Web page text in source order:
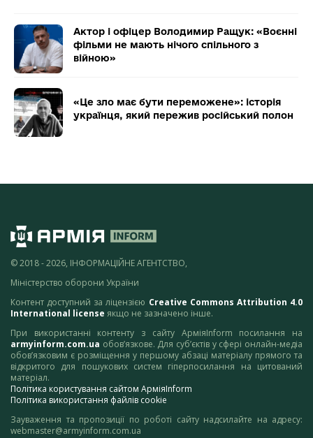
Актор і офіцер Володимир Ращук: «Воєнні
фільми не мають нічого спільного з
війною»
«Це зло має бути переможене»: історія
українця, який пережив російський полон
© 2018 - 2026, ІНФОРМАЦІЙНЕ АГЕНТСТВО,
Міністерство оборони України
Контент доступний за ліцензією Creative Commons Attribution 4.0
International license якщо не зазначено інше.
При використанні контенту з сайту АрміяInform посилання на
armyinform.com.ua обов’язкове. Для суб’єктів у сфері онлайн-медіа
обов’язковим є розміщення у першому абзаці матеріалу прямого та
відкритого для пошукових систем гіперпосилання на цитований
матеріал.
Політика користування сайтом АрміяInform
Політика використання файлів cookie
Зауваження та пропозиції по роботі сайту надсилайте на адресу:
webmaster@armyinform.com.ua